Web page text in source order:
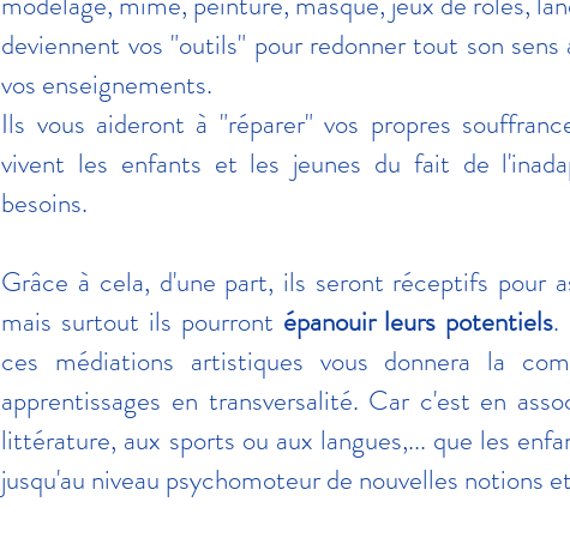
deviennent vos "outils" pour redonner tout son
vos enseignements.
Ils vous aideront à "réparer" vos propres
vivent les enfants et les jeunes du fait de
besoins.
Grâce à cela, d'une part, ils seront réceptifs pour
mais surtout ils pourront épanouir leurs potentiels.
ces médiations artistiques vous donnera la
apprentissages en transversalité. Car c'est en
littérature, aux sports ou aux langues,... que les
jusqu'au niveau psychomoteur de nouvelles notions